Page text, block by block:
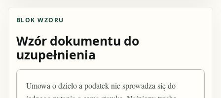
BLOK WZORU
Wzór dokumentu do
uzupełnienia
Umowa o dzieło a podatek nie sprowadza się do